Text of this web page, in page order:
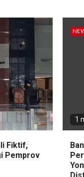
Fiktif,
Pemprov
1